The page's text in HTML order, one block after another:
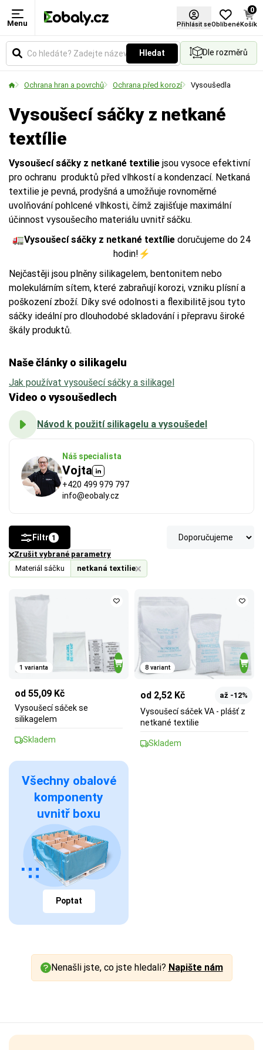
Menu Přihlásit seOblíbené
0
Košík
Hledat Dle rozměrů
Ochrana hran a povrchů Ochrana před korozí Vysoušedla
Vysoušecí sáčky z netkané
textílie
Vysoušecí sáčky z netkané textilie jsou vysoce efektivní
pro ochranu produktů před vlhkostí a kondenzací. Netkaná
textilie je pevná, prodyšná a umožňuje rovnoměrné
uvolňování pohlcené vlhkosti, čímž zajišťuje maximální
účinnost vysoušecího materiálu uvnitř sáčku.
🚛Vysoušecí sáčky z netkané textílie doručujeme do 24
hodin!⚡
Nejčastěji jsou plněny silikagelem, bentonitem nebo
molekulárním sítem, které zabraňují korozi, vzniku plísní a
poškození zboží. Díky své odolnosti a flexibilitě jsou tyto
sáčky ideální pro dlouhodobé skladování i přepravu široké
škály produktů.
Náš specialista
Vojta
+420 499 979 797
info@eobaly.cz
Naše články o silikagelu
Jak používat vysoušecí sáčky a silikagel
Video o vysoušedlech
Návod k použití silikagelu a vysoušedel
Materiál sáčku netkaná textilie
Zrušit vybrané parametry
Filtr 1
1 varianta
od 55,09 Kč
Vysoušecí sáček se
silikagelem
Skladem
8 variant
od 2,52 Kč až -12%
Vysoušecí sáček VA - plášť z
netkané textilie
Skladem
Všechny obalové
komponenty
uvnitř boxu
Poptat
Nenašli jste, co jste hledali? Napište nám
Materiál
Zvolte typ materiálu podle požadované pevnosti,
Rozměry (mm)
Udává vnější půdorysné rozměry palety v
nebo kontejnerový), což je klíčové pro plánování
ložné plochy a přepravu.
Provedení
Označuje specifickou úpravu, strukturu nebo
povrchovou texturu či sníženou hlučnost).